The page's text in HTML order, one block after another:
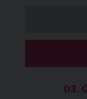
03.